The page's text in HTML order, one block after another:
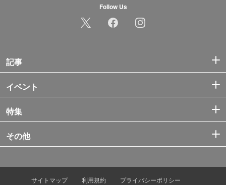
Follow Us
記事
イベント
特集
その他
サイトマップ 利用規約 プライバシーポリシー